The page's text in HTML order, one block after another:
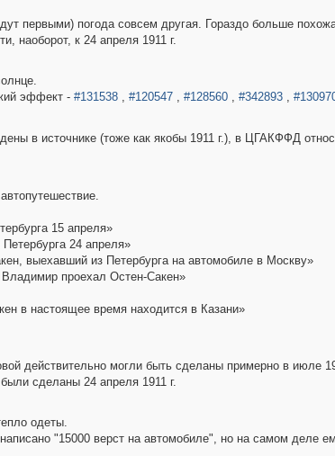
первыми) погода совсем другая. Гораздо больше
наоборот, к 24 апреля 1911 г.
эффект - #131538, #120547, #128560, #342893,
в источнике (тоже как якобы 1911 г.), в ЦГАКФФД
15 апреля»
24 апреля»
выехавший из Петербурга на автомобиле в Москву»
проехал Остен-Сакен»
в настоящее время находится в Казани»
действительно могли быть сделаны примерно в июле
сделаны 24 апреля 1911 г.
одеты.
"15000 верст на автомобиле", но на самом деле